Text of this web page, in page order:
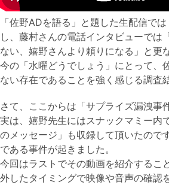
「佐野ADを語る」と題した生配信で
し、藤村さんの電話インタビューでは
ない、嬉野さんより頼りになる」と更
今の「水曜どうでしょう」にとって、
ない存在であることを強く感じる調査
さて、ここからは「サプライズ漏洩事
実は、嬉野先生にはスナックマミー内
のメッセージ」も収録して頂いたので
である事件が起きました。
今回はラストでその動画を紹介するこ
外したタイミングで映像や音声の確認